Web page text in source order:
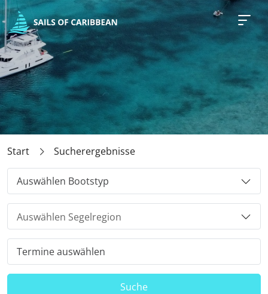
Start Sucherergebnisse
Auswählen Bootstyp
Suche